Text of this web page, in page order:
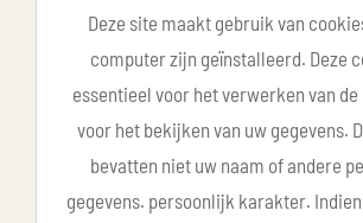
Deze site maakt gebruik van
computer zijn geïnstalleerd. Deze
essentieel voor het verwerken van
voor het bekijken van uw gegevens.
bevatten niet uw naam of andere
gegevens. persoonlijk karakter.